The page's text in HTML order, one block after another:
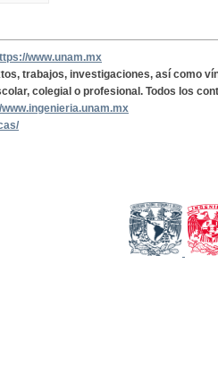
www.unam.mx
trabajos, investigaciones, así como
colegial o profesional. Todos los
www.ingenieria.unam.mx